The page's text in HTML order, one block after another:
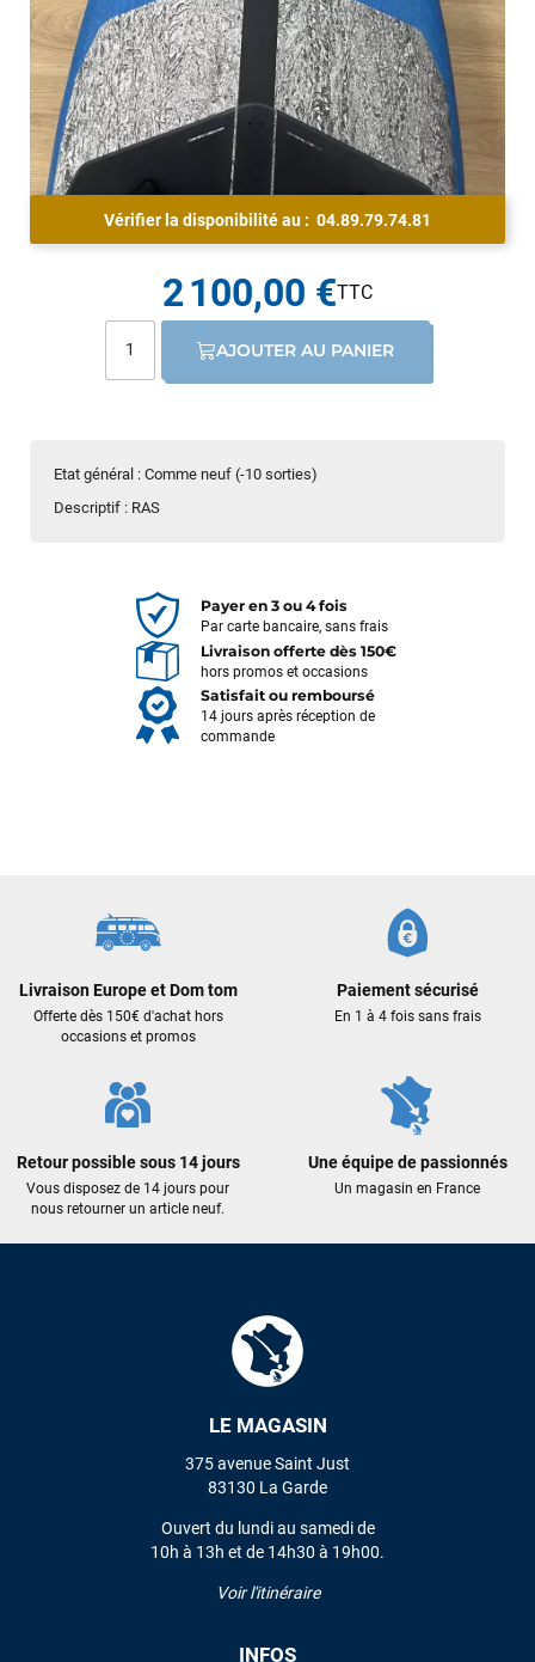
Etat général : Comme neuf (-10 sorties)
Descriptif : RAS
Vérifier la disponibilité au : 04.89.79.74.81
2 100,00 €
AJOUTER AU PANIER
Payer en 3 ou 4 fois
Par carte bancaire, sans frais
Livraison offerte dès 150€
hors promos et occasions
Satisfait ou remboursé
14 jours après réception de
commande
Livraison Europe et Dom tom
Offerte dès 150€ d'achat hors
occasions et promos
Paiement sécurisé
En 1 à 4 fois sans frais
Retour possible sous 14 jours
Vous disposez de 14 jours pour
nous retourner un article neuf.
Une équipe de passionnés
Un magasin en France
LE MAGASIN
375 avenue Saint Just
83130 La Garde
Ouvert du lundi au samedi de
10h à 13h et de 14h30 à 19h00.
Voir l'itinéraire
INFOS
J’ai commandé un pack via leur site internet. À peine la
commande validée, le magasin m’a appelé pour confirmer
avec moi les caractéristiques des équipements, me conseiller
sur le matériel à choisir, et m’a même offert du matériel en
plus. Niveau réactivité, c’est au top : la commande est partie
propre et soigné. Plus qu’à tester ça sur l’eau ! Je
recommande vivement ce magasin pour son
professionnalisme et sa réactivité.
Sébastien BACHELIER
il y a un mois
J'ai acheté une voile d'occasion depuis Tahiti. Super service.
VOIR TOUS LES AVIS